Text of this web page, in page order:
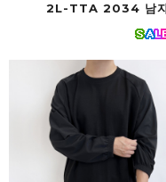
2L-TTA 2034 남자